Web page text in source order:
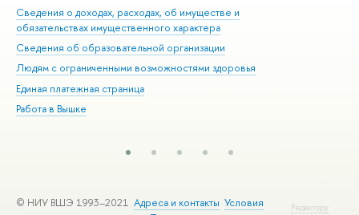
Сведения о доходах, расходах, об имуществе и
обязательствах имущественного характера
Сведения об образовательной организации
Людям с ограниченными возможностями здоровья
Единая платежная страница
Работа в Вышке
Редактору
© НИУ ВШЭ 1993–2021 Адреса и контакты Условия